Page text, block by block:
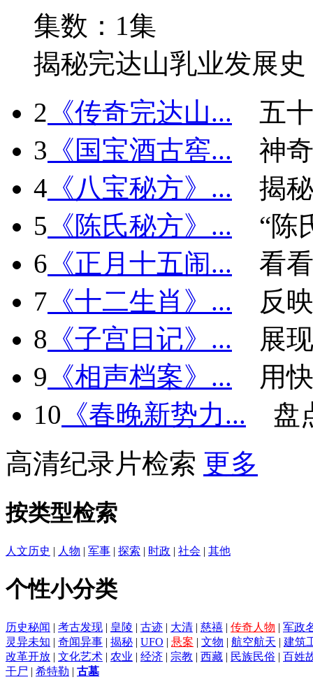
集数：1集
揭秘完达山乳业发展史
2 《传奇完达山...
五
3 《国宝酒古窖...
神
4 《八宝秘方》...
揭
5 《陈氏秘方》...
“陈
6 《正月十五闹...
看
7 《十二生肖》...
反
8 《子宫日记》...
展
9 《相声档案》...
用
10 《春晚新势力...
盘
高清纪录片检索 更多
按类型检索
人文历史 | 人物 | 军事 | 探索 | 时政 | 社会 | 其他
个性小分类
历史秘闻 | 考古发现 | 皇陵 | 古迹 | 大清 | 慈禧 | 传奇人物 | 军政
灵异未知 | 奇闻异事 | 揭秘 | UFO | 悬案 | 文物 | 航空航天 | 建筑
改革开放 | 文化艺术 | 农业 | 经济 | 宗教 | 西藏 | 民族民俗 | 百姓
干尸 | 希特勒 | 古墓